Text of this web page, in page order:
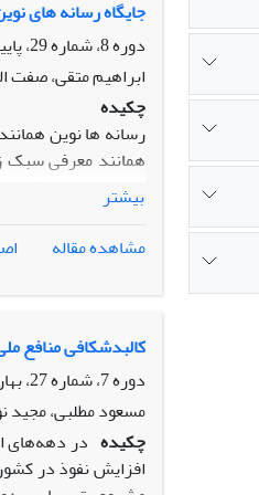
جایگاه رسانه های
دوره 8، شماره 29، پاییز 1401، صفحه
ابراهیم متقی، صفت
چکیده
رسانه ها نوین
همانند معرفی سبک
هویت محلی، سبک
به نقش رسانه ها
ظرفیتی برخوردار
مشارکت مردم،
المللی ارتقای
بایستی به توان
تاریخ دریافت : 24/06/1401- تاریخ پذیرش:28/07/1401
بیشتر
مشاهده مقاله
کالبدشکافی منافع
دوره 7، شماره 27، بهار 1401، صفحه
مسعود مطلبی، مجید
چکیده در دهه‌های
افزایش نفوذ در